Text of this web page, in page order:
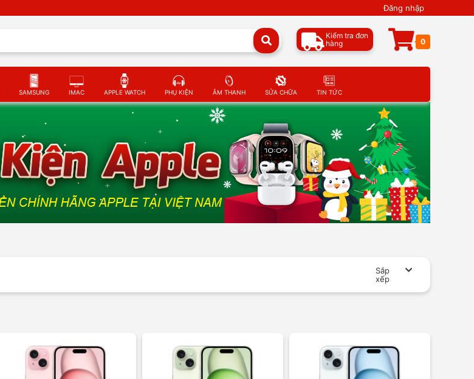
Đăng nhập
Kiểm tra đơn
hàng
0
SAMSUNG IMAC APPLE WATCH PHỤ KIỆN ÂM THANH SỬA CHỮA TIN TỨC
Sắp
xếp